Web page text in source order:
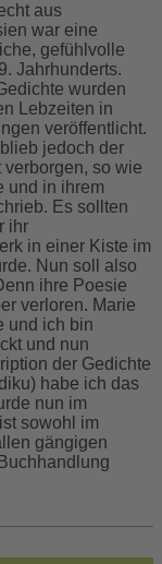
aus
war eine
gefühlvolle
Jahrhunderts.
wurden
Lebzeiten in
veröffentlicht.
jedoch der
verborgen, so wie
und in ihrem
Es sollten
ihr
in einer Kiste im
Nun soll also
ihre Poesie
verloren. Marie
und ich bin
und nun
der Gedichte
habe ich das
nun im
sowohl im
gängigen